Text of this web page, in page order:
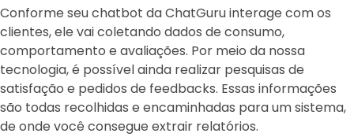
Conforme seu chatbot da ChatGuru interage com os
clientes, ele vai coletando dados de consumo,
comportamento e avaliações. Por meio da nossa
tecnologia, é possível ainda realizar pesquisas de
satisfação e pedidos de feedbacks. Essas informações
são todas recolhidas e encaminhadas para um sistema,
de onde você consegue extrair relatórios.